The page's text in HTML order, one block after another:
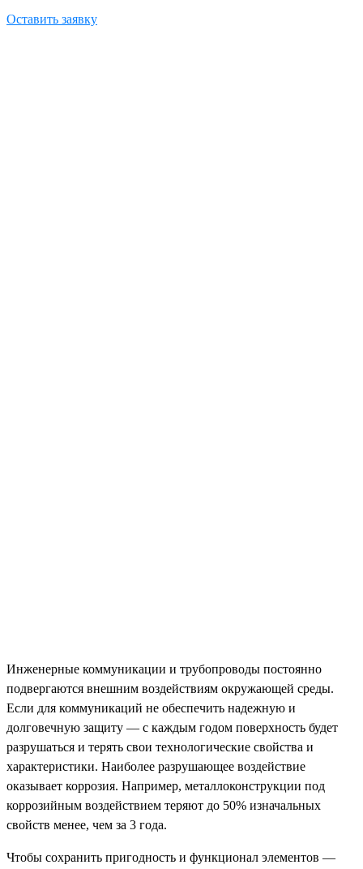
Оставить заявку
Инженерные коммуникации и трубопроводы постоянно
подвергаются внешним воздействиям окружающей среды.
Если для коммуникаций не обеспечить надежную и
долговечную защиту — с каждым годом поверхность будет
разрушаться и терять свои технологические свойства и
характеристики. Наиболее разрушающее воздействие
оказывает коррозия. Например, металлоконструкции под
коррозийным воздействием теряют до 50% изначальных
свойств менее, чем за 3 года.
Чтобы сохранить пригодность и функционал элементов —